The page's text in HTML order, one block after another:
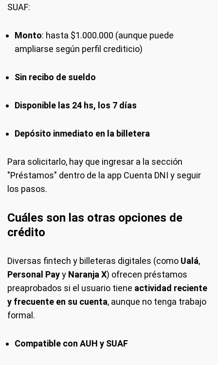
SUAF:
Monto: hasta $1.000.000 (aunque puede
ampliarse según perfil crediticio)
Sin recibo de sueldo
Disponible las 24 hs, los 7 días
Depósito inmediato en la billetera
Para solicitarlo, hay que ingresar a la sección
"Préstamos" dentro de la app Cuenta DNI y seguir
los pasos.
Cuáles son las otras opciones de
crédito
Diversas fintech y billeteras digitales (como Ualá,
Personal Payy Naranja X) ofrecen préstamos
preaprobados si el usuario tiene actividad reciente
y frecuente en su cuenta, aunque no tenga trabajo
formal.
Compatible con AUH y SUAF